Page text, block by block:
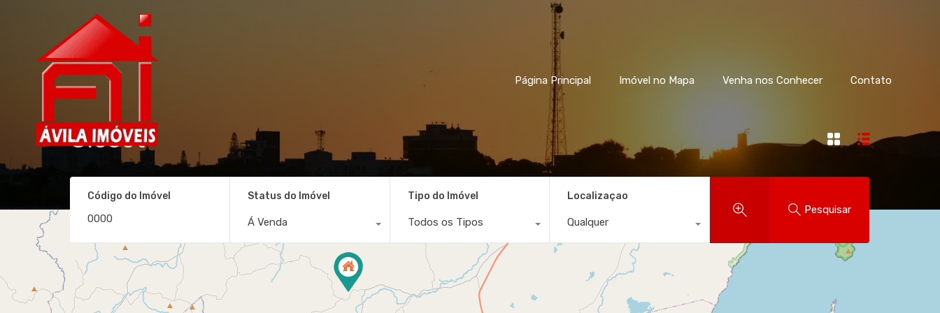
Página Principal Imóvel no Mapa Venha nos Conhecer Contato
Closet
Código do Imóvel Status do Imóvel
Á Venda
Tipo do Imóvel
Todos os Tipos
Localizaçao
Qualquer
Pesquisar